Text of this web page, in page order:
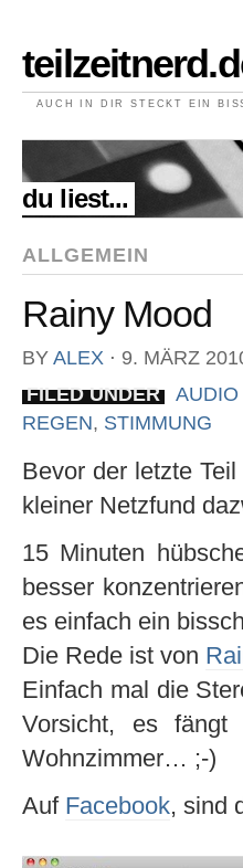
AUCH IN DIR STECKT EIN
du liest...
ALLGEMEIN
Rainy Mood
BY ALEX ⋅ 9. MÄRZ
FILED UNDER
AUDIO
REGEN, STIMMUNG
Bevor der letzte
kleiner Netzfund
15 Minuten
besser
es einfach ein
Die Rede ist von
Einfach mal die
Vorsicht, es
Wohnzimmer… ;-)
Auf Facebook, sind